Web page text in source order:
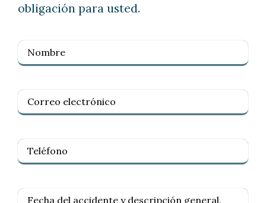
obligación para usted.
Nombre(Required)
Correo
electrónico(Required)
Teléfono
Descripción